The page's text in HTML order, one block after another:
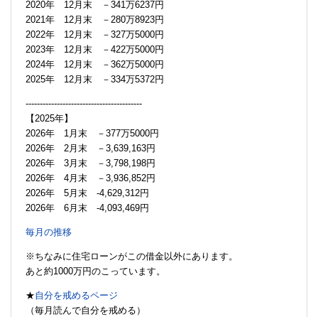
2020年 12月末 －341万6237円
2021年 12月末 －280万8923円
2022年 12月末 －327万5000円
2023年 12月末 －422万5000円
2024年 12月末 －362万5000円
2025年 12月末 －334万5372円
-----------------------------------------
【2025年】
2026年 1月末 －377万5000円
2026年 2月末 －3,639,163円
2026年 3月末 －3,798,198円
2026年 4月末 －3,936,852円
2026年 5月末 -4,629,312円
2026年 6月末 -4,093,469円
毎月の推移
※ちなみに住宅ローンがこの借金以外にあります。
あと約1000万円のこっています。
★自分を戒めるページ
（毎月読んで自分を戒める）